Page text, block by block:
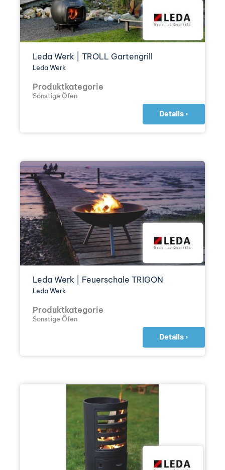
Leda Werk | TROLL Gartengrill
Leda Werk
Produktkategorie
Sonstige Öfen
Details ›
Leda Werk | Feuerschale TRIGON
Leda Werk
Produktkategorie
Sonstige Öfen
Details ›